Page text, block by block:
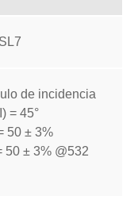
de incidencia
= 45°
50 ± 3%
50 ± 3% @532